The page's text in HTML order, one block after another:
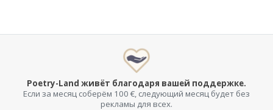
Poetry-Land живёт благодаря вашей поддержке.
Если за месяц соберём 100 €, следующий месяц будет без
рекламы для всех.